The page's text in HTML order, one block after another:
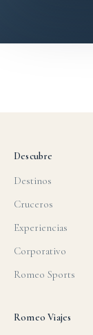
Descubre
Destinos
Cruceros
Experiencias
Corporativo
Romeo Sports
Romeo Viajes